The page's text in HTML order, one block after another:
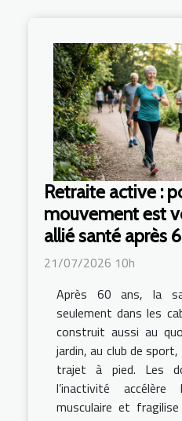
Retraite active :
mouvement est
allié santé après
21/07/2026 10h
Après 60 ans, la
seulement dans les
construit aussi au
jardin, au club de
trajet à pied. Les
l’inactivité
musculaire et fragilise